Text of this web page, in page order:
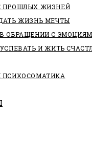
ПРОШЛЫХ ЖИЗНЕЙ
ЖИЗНЬ МЕЧТЫ
ОБРАЩЕНИИ С
И ЖИТЬ
ПСИХОСОМАТИКА